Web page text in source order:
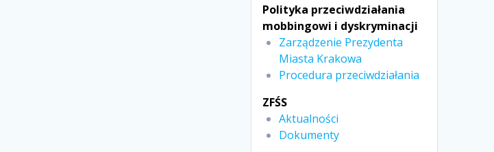
Polityka przeciwdziałania
mobbingowi i dyskryminacji
Zarządzenie Prezydenta
Miasta Krakowa
Procedura przeciwdziałania
ZFŚS
Aktualności
Dokumenty